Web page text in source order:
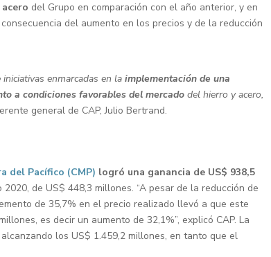
del Grupo en comparación con el año anterior, y en
del aumento en los precios y de la reducción
enmarcadas en laimplementación de una
a condiciones favorables del mercado del hierro y acero,
general de CAP, Julio Bertrand.
del Pacífico (CMP) logró una ganancia de US$ 938,5
de US$ 448,3 millones. “A pesar de la reducción de
de 35,7% en el precio realizado llevó a que este
es decir un aumento de 32,1%”, explicó CAP. La
los US$ 1.459,2 millones, en tanto que el